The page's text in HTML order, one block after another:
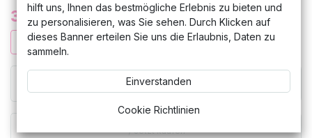
38,00€
In den Warenkorb hinzufügen
Jetzt kaufen
hilft uns, Ihnen das bestmögliche Erlebnis zu bieten und
zu personalisieren, was Sie sehen. Durch Klicken auf
dieses Banner erteilen Sie uns die Erlaubnis, Daten zu
sammeln.
Einverstanden
Cookie Richtlinien